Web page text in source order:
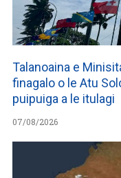
Talanoaina e
finagalo o le Atu
puipuiga a le itulagi
07/08/2026